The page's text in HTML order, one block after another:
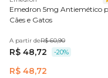
Emedron 5mg Antiemético
Cães e Gatos
A partir deR$ 60,90
R$ 48,72 -20%
R$ 48,72